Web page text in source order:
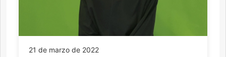
21 de marzo de 2022